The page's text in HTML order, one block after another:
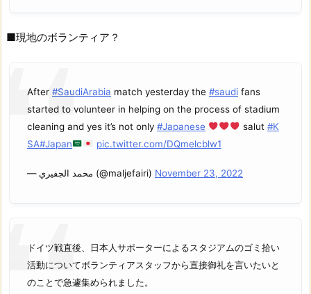
■現地のボランティア？
After #SaudiArabia match yesterday the #saudi fans
started to volunteer in helping on the process of stadium
cleaning and yes it’s not only #Japanese salut #K
SA#Japan pic.twitter.com/DQmelcblw1
— محمد الجفيري (@maljefairi) November 23, 2022
ドイツ戦直後、日本人サポーターによるスタジアムのゴミ拾い
活動についてボランティアスタッフから直接御礼を言いたいと
のことで急遽集められました。